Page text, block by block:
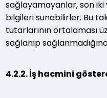
sağlayamayanlar, son iki
bilgileri sunabilirler. Bu
tutarlarının ortalaması
sağlanıp
4.2.2. İş hacmini